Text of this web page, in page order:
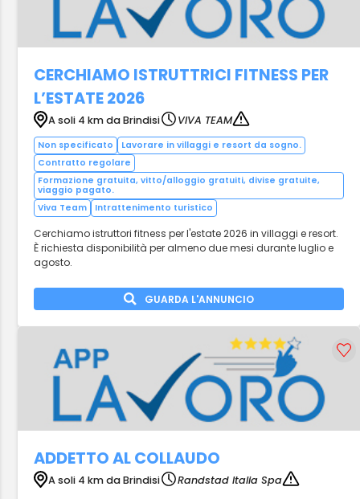
CERCHIAMO ISTRUTTRICI FITNESS PER
L’ESTATE 2026
A soli 4 km da Brindisi VIVA TEAM
Non specificato
Lavorare in villaggi e resort da sogno.
Contratto regolare
Formazione gratuita, vitto/alloggio gratuiti, divise gratuite,
viaggio pagato.
Viva Team
Intrattenimento turistico
Cerchiamo istruttori fitness per l'estate 2026 in villaggi e resort.
È richiesta disponibilità per almeno due mesi durante luglio e
agosto.
GUARDA L'ANNUNCIO
ADDETTO AL COLLAUDO
A soli 4 km da Brindisi
Randstad Italia Spa